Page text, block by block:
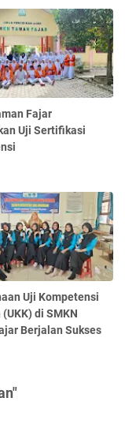
Fajar
Uji Sertifikasi
Uji Kompetensi
di SMKN
Berjalan Sukses